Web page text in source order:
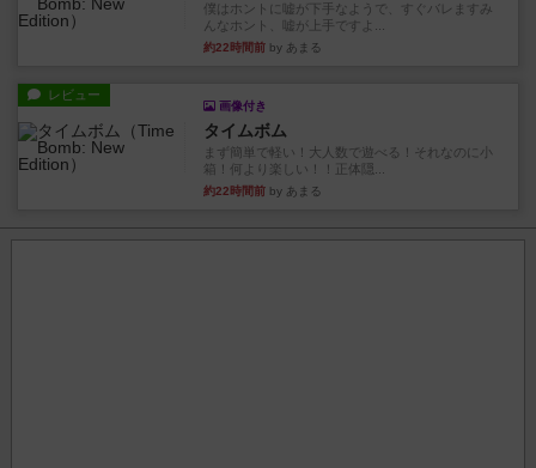
僕はホントに嘘が下手なようで、すぐバレますみ
んなホント、嘘が上手ですよ...
約22時間前 by あまる
レビュー
画像付き
タイムボム
まず簡単で軽い！大人数で遊べる！それなのに小
箱！何より楽しい！！正体隠...
約22時間前 by あまる